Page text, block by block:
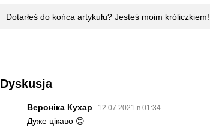
Dotarłeś do końca artykułu? Jesteś moim
Dyskusja
Вероніка Кухар 12.07.2021 в 01:34
Дуже цікаво 😊